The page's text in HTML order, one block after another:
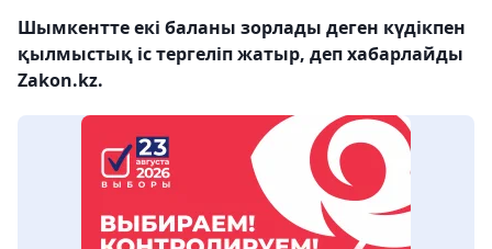
Шымкентте екі баланы зорлады деген күдікпен
қылмыстық іс тергеліп жатыр, деп хабарлайды
Zakon.kz.